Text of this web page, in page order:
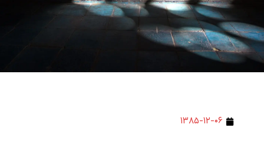
۱۳۸۵-۱۲-۰۶